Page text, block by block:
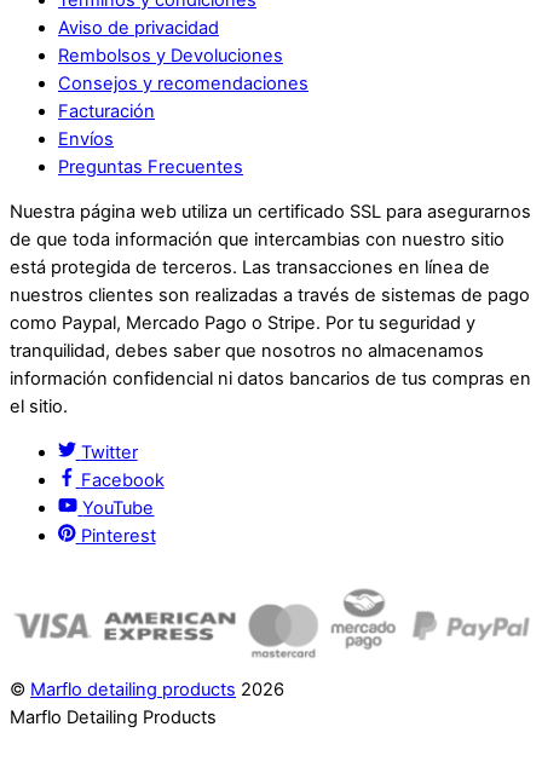
Aviso de privacidad
Rembolsos y Devoluciones
Consejos y recomendaciones
Facturación
Envíos
Preguntas Frecuentes
Nuestra página web utiliza un certificado SSL para asegurarnos
de que toda información que intercambias con nuestro sitio
está protegida de terceros. Las transacciones en línea de
nuestros clientes son realizadas a través de sistemas de pago
como Paypal, Mercado Pago o Stripe. Por tu seguridad y
tranquilidad, debes saber que nosotros no almacenamos
información confidencial ni datos bancarios de tus compras en
el sitio.
Twitter
Facebook
YouTube
Pinterest
© Marflo detailing products 2026
Marflo Detailing Products